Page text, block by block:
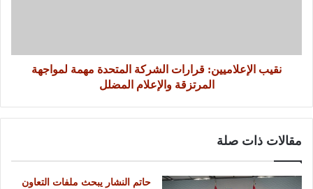
نقيب الإعلاميين: قرارات الشركة المتحدة مهمة لمواجهة
المرتزقة والإعلام المضلل
مقالات ذات صلة
حاتم النشار يبحث ملفات التعاون